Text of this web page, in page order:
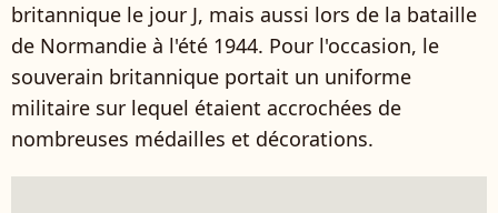
britannique le jour J, mais aussi lors de la bataille
de Normandie à l'été 1944. Pour l'occasion, le
souverain britannique portait un uniforme
militaire sur lequel étaient accrochées de
nombreuses médailles et décorations.